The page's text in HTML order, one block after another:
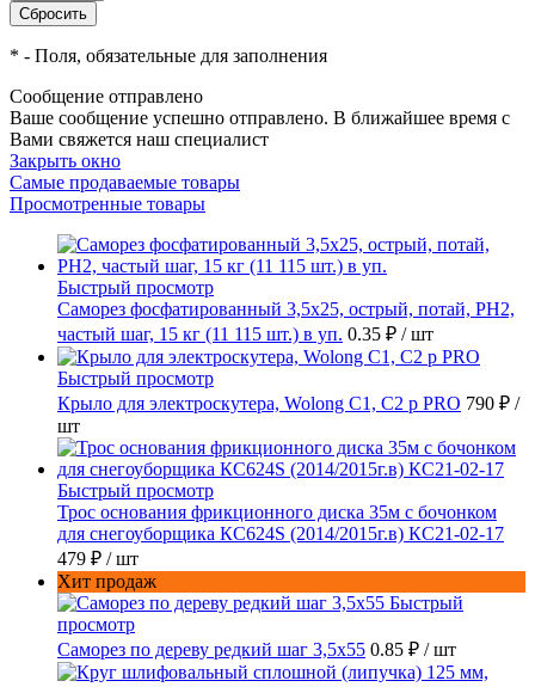
* - Поля, обязательные для заполнения
Сообщение отправлено
Ваше сообщение успешно отправлено. В ближайшее время с
Вами свяжется наш специалист
Закрыть окно
Самые продаваемые товары
Просмотренные товары
Быстрый просмотр
Саморез фосфатированный 3,5х25, острый, потай, РН2,
частый шаг, 15 кг (11 115 шт.) в уп. 0.35 ₽ / шт
Быстрый просмотр
Крыло для электроскутера, Wolong С1, С2 p PRO 790 ₽ /
шт
Быстрый просмотр
Трос основания фрикционного диска 35м с бочонком
для снегоуборщика КС624S (2014/2015г.в) КС21-02-17
479 ₽ / шт
Хит продаж
Быстрый
просмотр
Саморез по дереву редкий шаг 3,5х55 0.85 ₽ / шт